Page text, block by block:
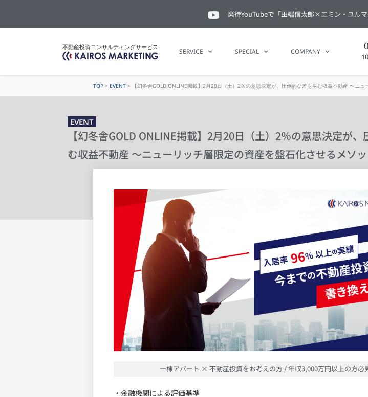
楽待YouTubeで「田端信太郎×エミン・ユル
不動産投資コンサルティングサービス
SERVICE SPECIAL COMPANY
TOP > EVENT > 【幻冬舎GOLD ONLINE掲載】2月20日（土）2％の意思決定が、圧倒的な差を生む収益不動産 〜ニ
EVENT
【幻冬舎GOLD ONLINE掲載】2月20日（土）2％の意思決定が
む収益不動産 〜ニューリッチ層限定の資産を盤石化させるメソ
一棟アパート × 不動産投資をお考えの方 / 年収3,000万円以上の方必
・金融機関による評価基準